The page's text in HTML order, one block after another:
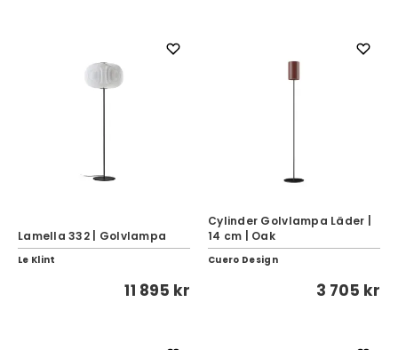
Lamella 332 | Golvlampa
Le Klint
11 895 kr
Cylinder Golvlampa Läder |
14 cm | Oak
Cuero Design
3 705 kr